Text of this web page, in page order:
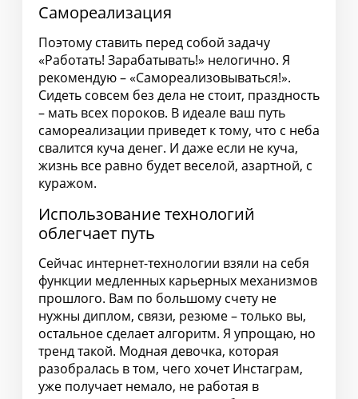
Самореализация
Поэтому ставить перед собой задачу
«Работать! Зарабатывать!» нелогично. Я
рекомендую – «Cамореализовываться!».
Сидеть совсем без дела не стоит, праздность
– мать всех пороков. В идеале ваш путь
самореализации приведет к тому, что с неба
свалится куча денег. И даже если не куча,
жизнь все равно будет веселой, азартной, с
куражом.
Использование технологий
облегчает путь
Сейчас интернет-технологии взяли на себя
функции медленных карьерных механизмов
прошлого. Вам по большому счету не
нужны диплом, связи, резюме – только вы,
остальное сделает алгоритм. Я упрощаю, но
тренд такой. Модная девочка, которая
разобралась в том, чего хочет Инстаграм,
уже получает немало, не работая в